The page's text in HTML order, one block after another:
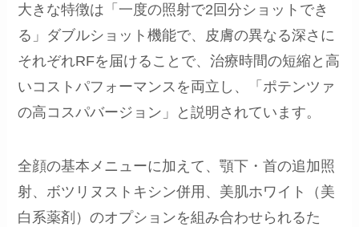
大きな特徴は「一度の照射で2回分ショットでき
る」ダブルショット機能で、皮膚の異なる深さに
それぞれRFを届けることで、治療時間の短縮と高
いコストパフォーマンスを両立し、「ポテンツァ
の高コスパバージョン」と説明されています。
全顔の基本メニューに加えて、顎下・首の追加照
射、ボツリヌストキシン併用、美肌ホワイト（美
白系薬剤）のオプションを組み合わせられるた